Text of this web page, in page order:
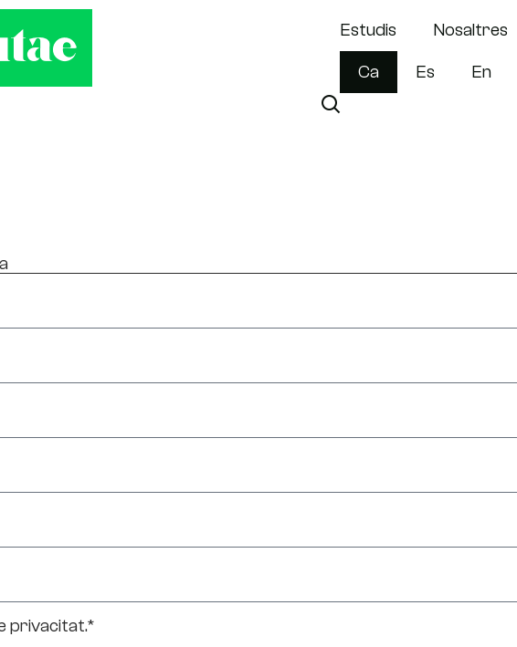
Estudis Nosaltres
Ca
Es En
privacitat.*